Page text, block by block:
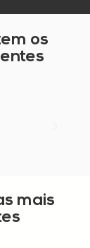
os
mais